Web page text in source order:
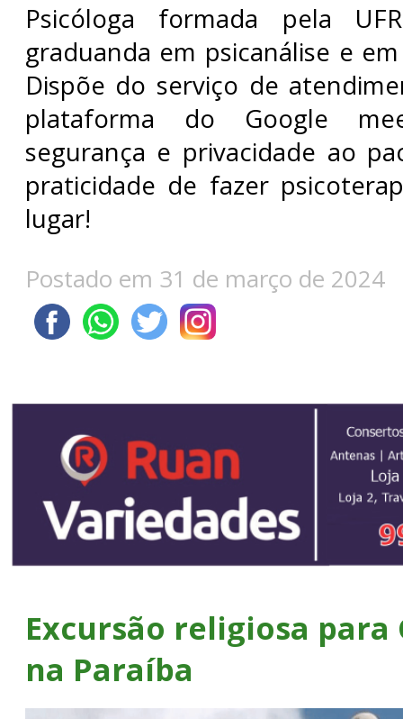
Psicóloga formada pela
graduanda em psicanálise e
Dispõe do serviço de
plataforma do Google
segurança e privacidade ao
praticidade de fazer
lugar!
Postado em 31 de março de 2024
Excursão religiosa para
na Paraíba